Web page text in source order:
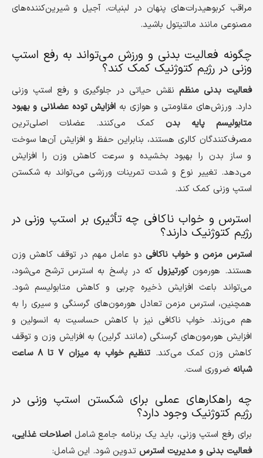
مراقب کربوهیدرات‌های پنهان در لبنیات، آجیل و شیرین‌کننده‌های
مصنوعی مانند مالتیتول باشید.
چگونه فعالیت بدنی و ورزش می‌تواند به رفع استپ
وزنی در رژیم کتوژنیک کمک کند؟
فعالیت بدنی منظمنقش حیاتی در جلوگیری و رفع استپ وزنی
دارد. ورزش‌های مقاومتی و هوازی به افزایش توده عضلانی و بهبود
متابولیسم پایه بدن کمک می‌کنند. عضلات اصلی‌ترین
مصرف‌کنندگان کالری هستند، بنابراین حفظ و افزایش آن‌ها سوخت
و ساز بدن را بهبود بخشیده و سرعت کاهش وزن را افزایش
می‌دهد. تغییر نوع و شدت تمرینات ورزشی می‌تواند به شکستن
استپ وزنی کمک کند.
استرس و خواب ناکافی چه تأثیری بر استپ وزنی در
رژیم کتوژنیک دارند؟
استرس مزمن و خواب ناکافیدو عامل مهم در توقف کاهش وزن
هستند. هورمونکورتیزول که در پاسخ به استرس ترشح می‌شود،
می‌تواند باعث افزایش ذخیره چربی و کاهش متابولیسم شود.
همچنین، استرس مزمن تعادل هورمون‌های گرسنگی و سیری را به
هم می‌زند. خواب ناکافی نیز با کاهش حساسیت به انسولین و
افزایش هورمون‌های گرسنگی (مانند گرلین) به افزایش وزن و توقف
کاهش وزن کمک می‌کند.
تنظیم خواب به میزان ۷ تا ۸ ساعت
شبانه ضروری است.
چه راهکارهای عملی برای شکستن استپ وزنی در
رژیم کتوژنیک وجود دارد؟
برای رفع استپ وزنی، باید یک برنامه جامع شامل اصلاحات غذایی،
فعالیت بدنی و مدیریت استرس تدوین شود. این شامل: